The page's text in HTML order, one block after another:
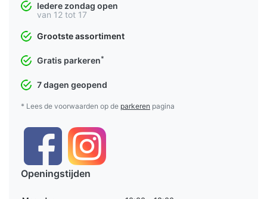
Iedere zondag open
van 12 tot 17
Grootste assortiment
Gratis parkeren*
7 dagen geopend
* Lees de voorwaarden op de parkeren pagina
Openingstijden